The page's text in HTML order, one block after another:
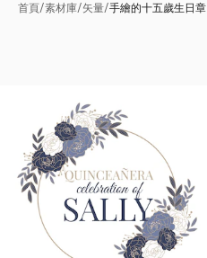
首頁/素材庫/矢量/手繪的十五歲生日章